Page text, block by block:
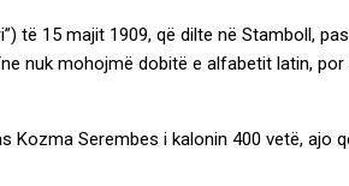
të 15 majit 1909, që dilte në Stamboll,
nuk mohojmë dobitë e alfabetit latin,
Serembes i kalonin 400 vetë,